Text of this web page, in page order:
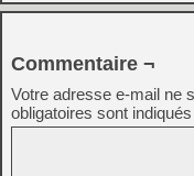
Commentaire ¬
Votre adresse e-mail ne
obligatoires sont